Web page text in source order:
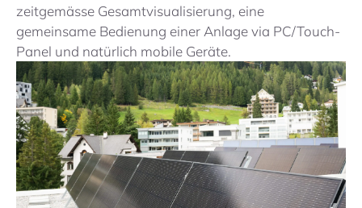
zeitgemässe Gesamtvisualisierung, eine
gemeinsame Bedienung einer Anlage via PC/Touch-
Panel und natürlich mobile Geräte.